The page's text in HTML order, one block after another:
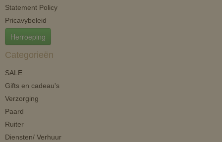
Statement Policy
Pricavybeleid
Herroeping
Categorieën
SALE
Gifts en cadeau's
Verzorging
Paard
Ruiter
Diensten/ Verhuur